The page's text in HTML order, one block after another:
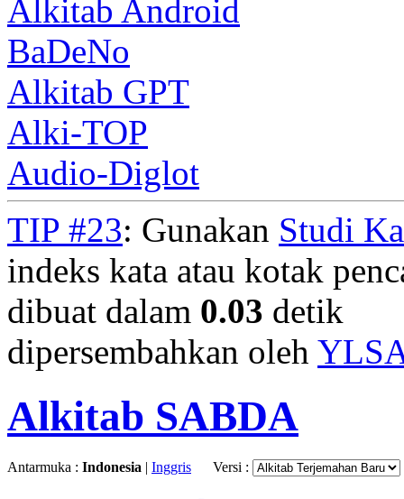
Alkitab Android
BaDeNo
Alkitab GPT
Alki-TOP
Audio-Diglot
TIP #23: Gunakan Studi
indeks kata atau kotak
dibuat dalam 0.03 detik
dipersembahkan oleh
Alkitab SABDA
Antarmuka : Indonesia | Inggris Versi :